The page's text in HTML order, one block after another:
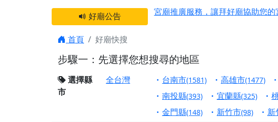
好廟公告
宮廟推廣服務，讓拜好廟協助您
【屏東縣獅子鄉 楓港清華山聖天
終追遠、廣植福田
【桃園市 桃園蓮華寺】盂蘭盆中
願平安順遂的慈悲心意。
首頁 好廟快搜
步驟一：先選擇您想搜尋的地區
選擇縣
市
全台灣 台南市(1581) 高雄市(1477)
南投縣(393) 宜蘭縣(325)
金門縣(148) 新竹市(98) 新